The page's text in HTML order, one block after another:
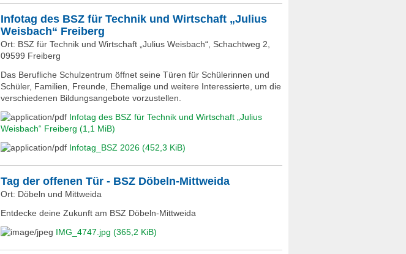
Infotag des BSZ für Technik und Wirtschaft „Julius
Weisbach“ Freiberg
Ort: BSZ für Technik und Wirtschaft „Julius Weisbach“, Schachtweg 2,
09599 Freiberg
Das Berufliche Schulzentrum öffnet seine Türen für Schülerinnen und
Schüler, Familien, Freunde, Ehemalige und weitere Interessierte, um die
verschiedenen Bildungsangebote vorzustellen.
Infotag des BSZ für Technik und Wirtschaft „Julius
Weisbach“ Freiberg (1,1 MiB)
Infotag_BSZ 2026 (452,3 KiB)
Tag der offenen Tür - BSZ Döbeln-Mittweida
Ort: Döbeln und Mittweida
Entdecke deine Zukunft am BSZ Döbeln-Mittweida
IMG_4747.jpg (365,2 KiB)